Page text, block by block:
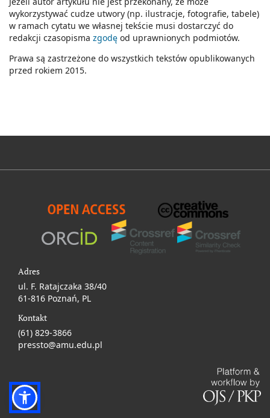
wykorzystywać cudze utwory (np. ilustracje, fotografie, tabele)
w ramach cytatu we własnej tekście musi dostarczyć do
redakcji czasopisma zgodę od uprawnionych podmiotów.
Prawa są zastrzeżone do wszystkich tekstów opublikowanych
przed rokiem 2015.
Adres
ul. F. Ratajczaka 38/40
61-816 Poznań, PL
Kontakt
(61) 829-3866
pressto@amu.edu.pl